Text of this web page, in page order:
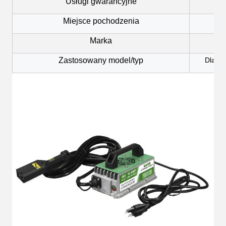
Miejsce pochodzenia
Marka
Zastosowany model/typ Dla